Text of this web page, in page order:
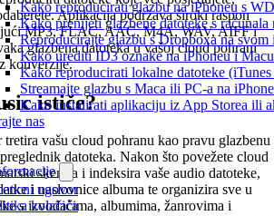
Kako reproducirati glazbu na iPhoneu s
Kako prenijeti glazbene datoteke s
Reproducirajte glazbu s Dropboxa na
Kako urediti ID3 oznake na iPhoneu i Macu
Kako reproducirati lokalne datoteke
Streamajte glazbu s Maca ili PC-a na
Kako instalirati aplikaciju iz App Storea ili
nas
ugovor
kolačića
Aplikacija podržava široki raspon
MP3, FLAC, AAC, M4A, WAV, AIFF i
glazbena datoteka u vašoj cloud pohrani
konverzije.
ističe?
tretira vašu cloud pohranu kao pravu glazbenu
datoteka. Nakon što povežete cloud
skenira i indeksira vaše audio datoteke,
i naslovnice albuma te organizira sve u
s izvođačima, albumima, žanrovima i